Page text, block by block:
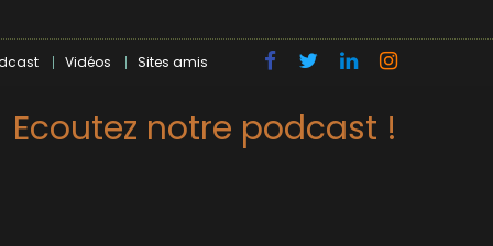
Vidéos Sites amis
Ecoutez notre podcast !